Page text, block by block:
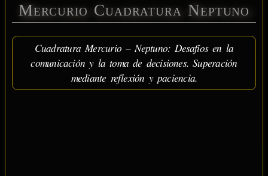
Mercurio Cuadratura Neptuno
Cuadratura Mercurio – Neptuno: Desafíos en la
comunicación y la toma de decisiones. Superación
mediante reflexión y paciencia.